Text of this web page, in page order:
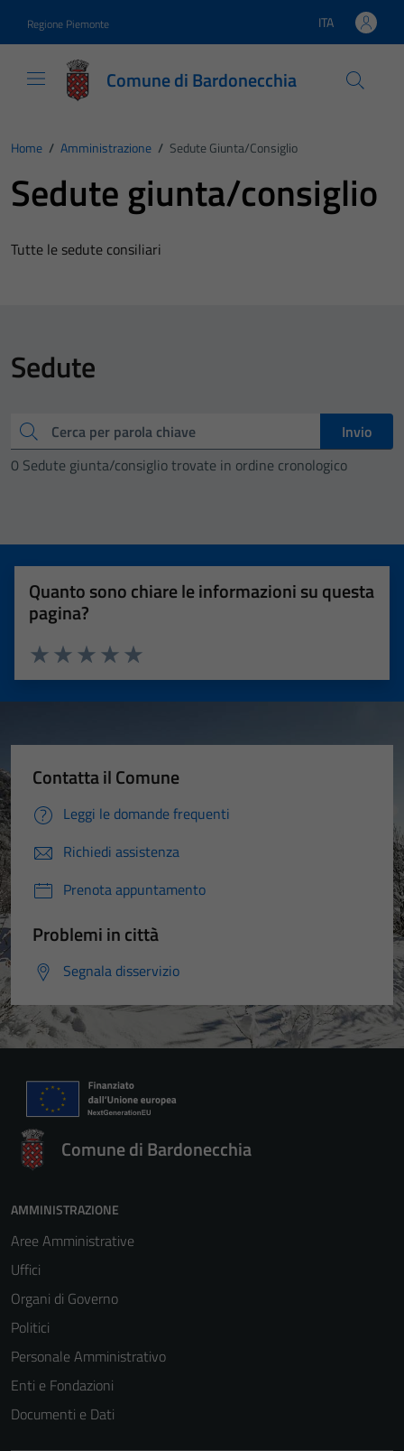
Regione Piemonte Lingua attiva:
ITA
Comune di Bardonecchia
Home / Amministrazione / Sedute Giunta/consiglio
Sedute giunta/consiglio
Tutte le sedute consiliari
Sedute
Cerca
Invio
0 Sedute giunta/consiglio trovate in ordine cronologico
Quanto sono chiare le informazioni su questa
pagina?
Valuta 5 stelle su 5
Valuta 4 stelle su 5
Valuta 3 stelle su 5
Valuta 2 stelle su 5
Valuta 1 stelle su 5
Contatta il Comune
Leggi le domande frequenti
Richiedi assistenza
Prenota appuntamento
Problemi in città
Segnala disservizio
Comune di Bardonecchia
AMMINISTRAZIONE
Aree Amministrative
Uffici
Organi di Governo
Politici
Personale Amministrativo
Enti e Fondazioni
Documenti e Dati